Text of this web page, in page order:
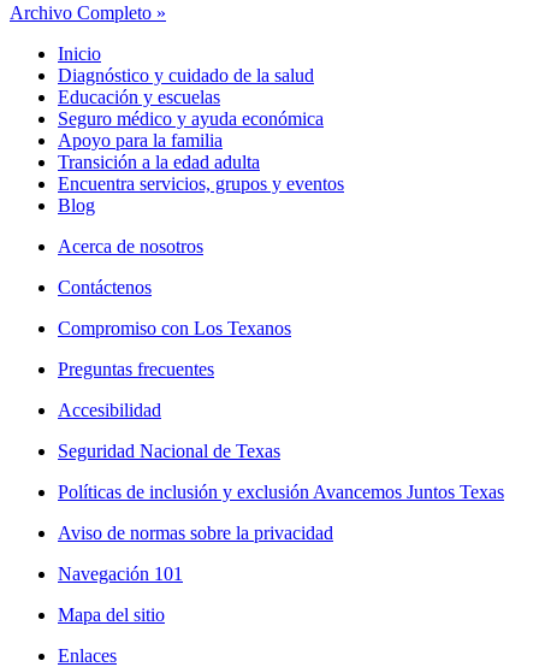
Archivo Completo »
Inicio
Diagnóstico y cuidado de la salud
Educación y escuelas
Seguro médico y ayuda económica
Apoyo para la familia
Transición a la edad adulta
Encuentra servicios, grupos y eventos
Blog
Acerca de nosotros
Contáctenos
Compromiso con Los Texanos
Preguntas frecuentes
Accesibilidad
Seguridad Nacional de Texas
Políticas de inclusión y exclusión Avancemos Juntos Texas
Aviso de normas sobre la privacidad
Navegación 101
Mapa del sitio
Enlaces